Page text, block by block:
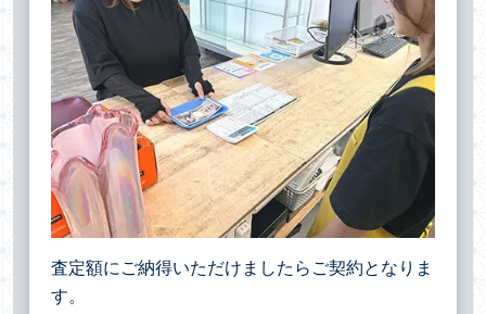
査定額にご納得いただけましたらご契約となりま
す。